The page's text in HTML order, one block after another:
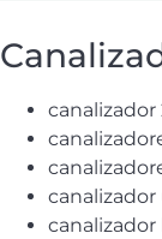
canalizador
canalizador